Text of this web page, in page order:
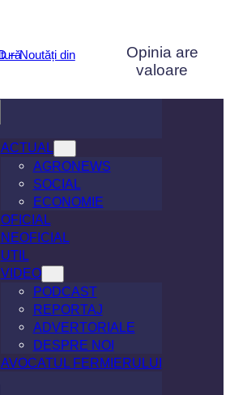
Opinia are
valoare
ACTUAL
AGRONEWS
SOCIAL
ECONOMIE
OFICIAL
NEOFICIAL
UTIL
VIDEO
PODCAST
REPORTAJ
ADVERTORIALE
DESPRE NOI
AVOCATUL FERMIERULUI